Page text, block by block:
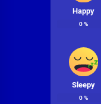
Happy
0%
Sleepy
0%